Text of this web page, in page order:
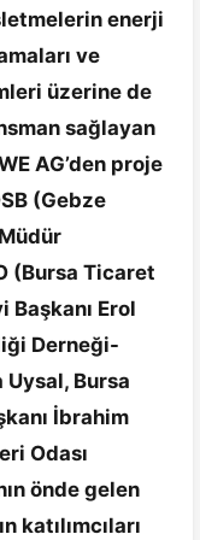
enerji
ve
üzerine de
sağlayan
AG’den proje
(Gebze
(Bursa Ticaret
Başkanı Erol
Derneği-
Uysal, Bursa
İbrahim
Odası
önde gelen
katılımcıları